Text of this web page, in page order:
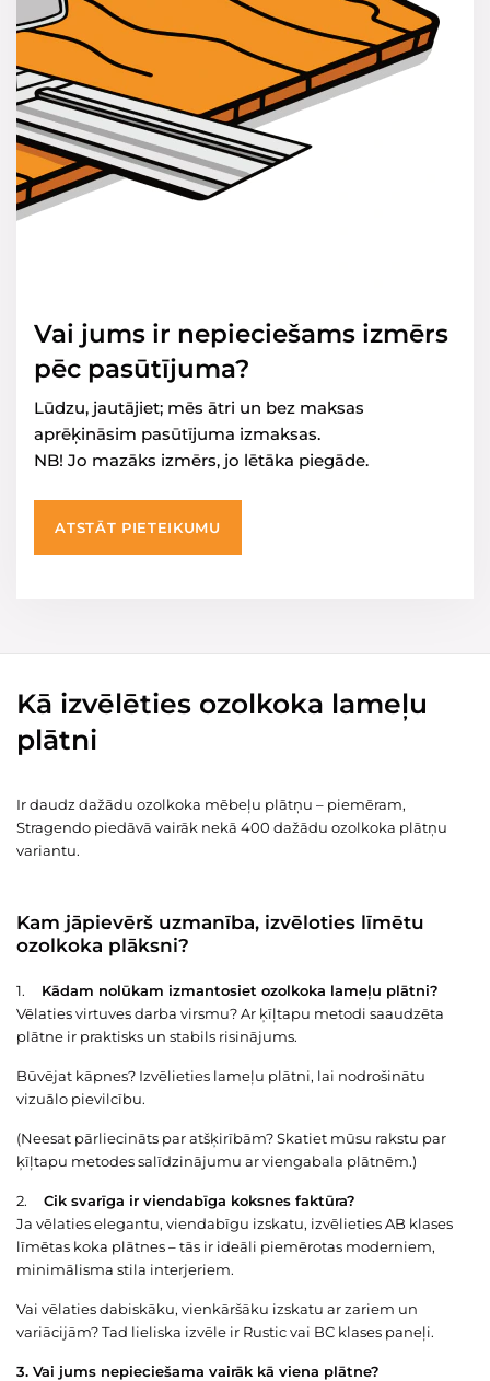
Vai jums ir nepieciešams izmērs
pēc pasūtījuma?
Lūdzu, jautājiet; mēs ātri un bez maksas
aprēķināsim pasūtījuma izmaksas.
NB! Jo mazāks izmērs, jo lētāka piegāde.
ATSTĀT PIETEIKUMU
Kā izvēlēties ozolkoka lameļu
plātni
Ir daudz dažādu ozolkoka mēbeļu plātņu – piemēram,
Stragendo piedāvā vairāk nekā 400 dažādu ozolkoka plātņu
variantu.
Kam jāpievērš uzmanība, izvēloties līmētu
ozolkoka plāksni?
1. Kādam nolūkam izmantosiet ozolkoka lameļu plātni?
Vēlaties virtuves darba virsmu? Ar ķīļtapu metodi saaudzēta
plātne ir praktisks un stabils risinājums.
Būvējat kāpnes? Izvēlieties lameļu plātni, lai nodrošinātu
vizuālo pievilcību.
(Neesat pārliecināts par atšķirībām? Skatiet mūsu rakstu par
ķīļtapu metodes salīdzinājumu ar viengabala plātnēm.)
2. Cik svarīga ir viendabīga koksnes faktūra?
Ja vēlaties elegantu, viendabīgu izskatu, izvēlieties AB klases
līmētas koka plātnes – tās ir ideāli piemērotas moderniem,
minimālisma stila interjeriem.
Vai vēlaties dabiskāku, vienkāršāku izskatu ar zariem un
variācijām? Tad lieliska izvēle ir Rustic vai BC klases paneļi.
3. Vai jums nepieciešama vairāk kā viena plātne?